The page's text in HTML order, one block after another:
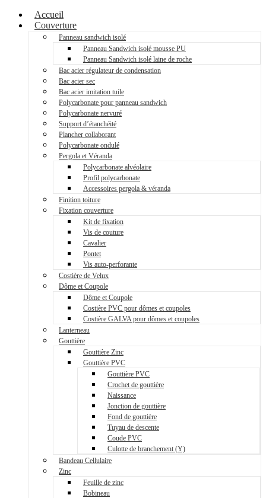
Accueil
Couverture
Panneau sandwich isolé
Panneau Sandwich isolé mousse PU
Panneau Sandwich isolé laine de roche
Bac acier régulateur de condensation
Bac acier sec
Bac acier imitation tuile
Polycarbonate pour panneau sandwich
Polycarbonate nervuré
Support d’étanchéité
Plancher collaborant
Polycarbonate ondulé
Pergola et Véranda
Polycarbonate alvéolaire
Profil polycarbonate
Accessoires pergola & véranda
Finition toiture
Fixation couverture
Kit de fixation
Vis de couture
Cavalier
Pontet
Vis auto-perforante
Costière de Velux
Dôme et Coupole
Dôme et Coupole
Costière PVC pour dômes et coupoles
Costière GALVA pour dômes et coupoles
Lanterneau
Gouttière
Gouttière Zinc
Gouttière PVC
Gouttière PVC
Crochet de gouttière
Naissance
Jonction de gouttière
Fond de gouttière
Tuyau de descente
Coude PVC
Culotte de branchement (Y)
Bandeau Cellulaire
Zinc
Feuille de zinc
Bobineau